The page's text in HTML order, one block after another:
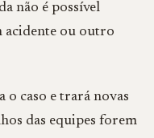
não é possível
acidente ou outro
o caso e trará novas
das equipes forem